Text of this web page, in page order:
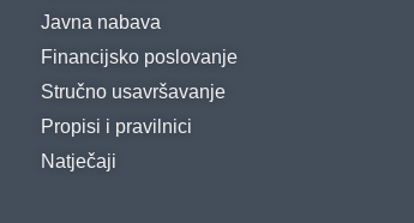
Javna nabava
Financijsko poslovanje
Stručno usavršavanje
Propisi i pravilnici
Natječaji